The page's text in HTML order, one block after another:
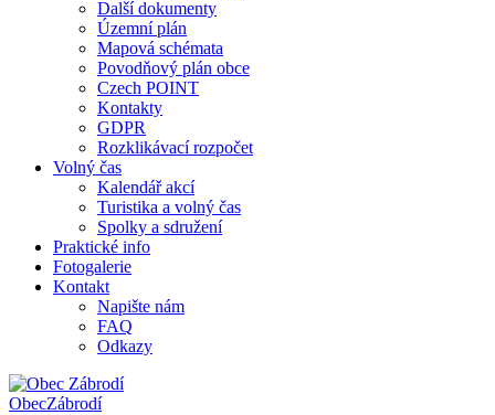
Další dokumenty
Územní plán
Mapová schémata
Povodňový plán obce
Czech POINT
Kontakty
GDPR
Rozklikávací rozpočet
Volný čas
Kalendář akcí
Turistika a volný čas
Spolky a sdružení
Praktické info
Fotogalerie
Kontakt
Napište nám
FAQ
Odkazy
ObecZábrodí